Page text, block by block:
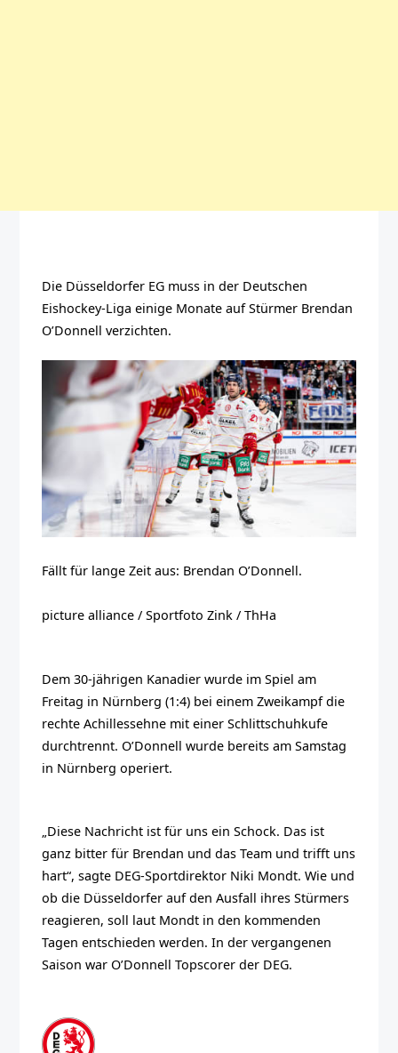
Die Düsseldorfer EG muss in der Deutschen
Eishockey-Liga einige Monate auf Stürmer Brendan
O’Donnell verzichten.
Fällt für lange Zeit aus: Brendan O’Donnell.
picture alliance / Sportfoto Zink / ThHa
Dem 30-jährigen Kanadier wurde im Spiel am
Freitag in Nürnberg (1:4) bei einem Zweikampf die
rechte Achillessehne mit einer Schlittschuhkufe
durchtrennt. O’Donnell wurde bereits am Samstag
in Nürnberg operiert.
„Diese Nachricht ist für uns ein Schock. Das ist
ganz bitter für Brendan und das Team und trifft uns
hart“, sagte DEG-Sportdirektor Niki Mondt. Wie und
ob die Düsseldorfer auf den Ausfall ihres Stürmers
reagieren, soll laut Mondt in den kommenden
Tagen entschieden werden. In der vergangenen
Saison war O’Donnell Topscorer der DEG.